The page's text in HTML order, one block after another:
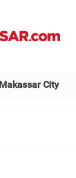
Makassar City